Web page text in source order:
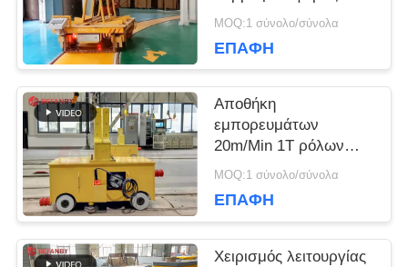
SITEMAP
PRIVACY
POLICY
ραγών 15 τόνου
MOQ:1 σύνολο/σύνολα
ΕΠΑΦΉ
Αποθήκη
εμπορευμάτων
20m/Min 1T ρόλων
χάλυβα στο κάρρο
MOQ:1 σύνολο/σύνολα
ΕΠΑΦΉ
Χειρισμός λειτουργίας